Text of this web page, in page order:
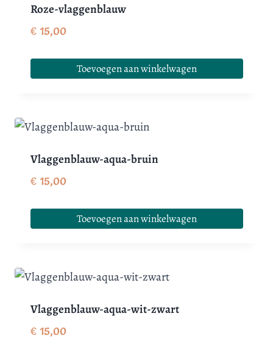
Roze-vlaggenblauw
€15,00
Toevoegen aan winkelwagen
Vlaggenblauw-aqua-bruin
€15,00
Toevoegen aan winkelwagen
Vlaggenblauw-aqua-wit-zwart
€15,00